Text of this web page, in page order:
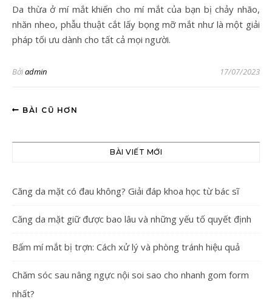
Da thừa ở mí mắt khiến cho mí mắt của bạn bị chảy nhão,
nhăn nheo, phẫu thuật cắt lấy bọng mỡ mắt như là một giải
pháp tối ưu dành cho tất cả mọi người.
Bởiadmin 17/07/2023
BÀI CŨ HƠN
BÀI VIẾT MỚI
Căng da mặt có đau không? Giải đáp khoa học từ bác sĩ
Căng da mặt giữ được bao lâu và những yếu tố quyết định
Bấm mí mắt bị trợn: Cách xử lý và phòng tránh hiệu quả
Chăm sóc sau nâng ngực nội soi sao cho nhanh gom form
nhất?